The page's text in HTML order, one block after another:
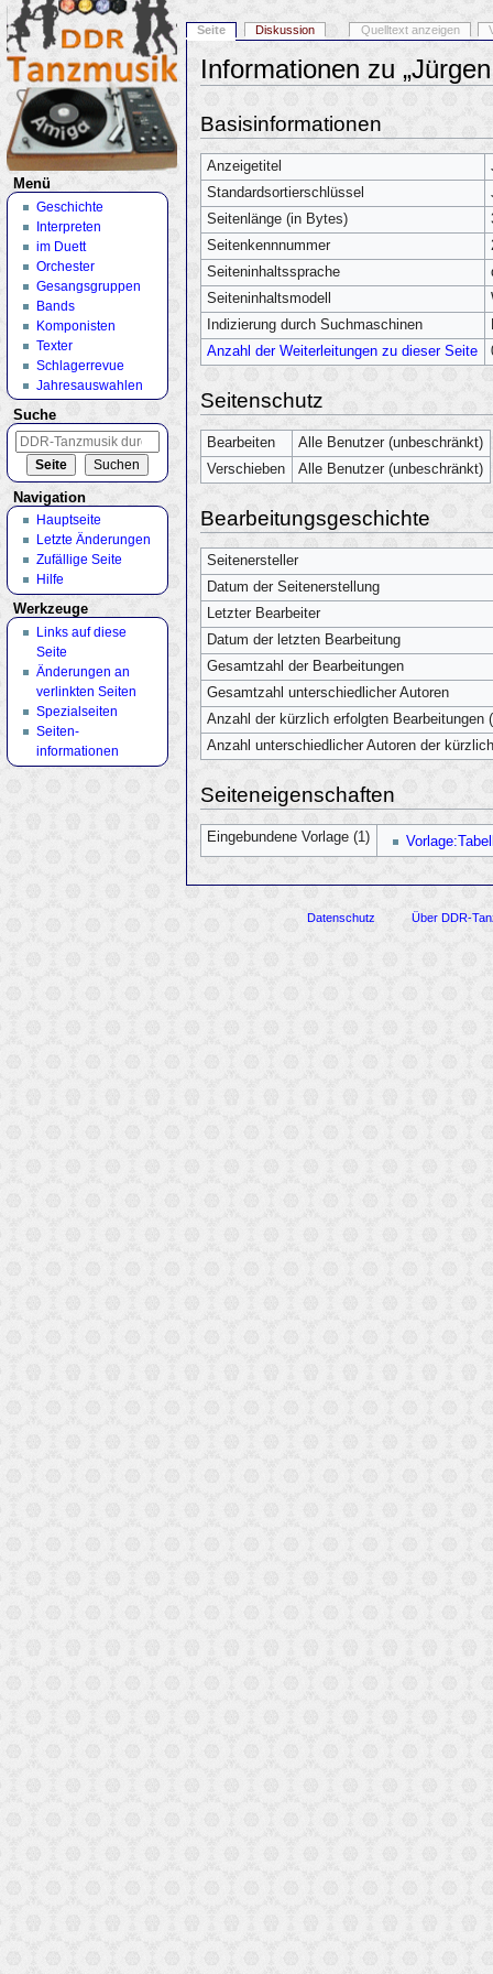
Informationen zu
Basisinformationen
Anzeigetitel
Standardsortierschlüssel
Seitenlänge (in Bytes)
Seitenkennnummer
Seiteninhaltssprache
Seiteninhaltsmodell
Indizierung durch Suchmaschinen
Anzahl der Weiterleitungen zu dieser Seite
Seitenschutz
Bearbeiten
Alle Benutzer (unbeschränkt)
Verschieben
Alle Benutzer (unbeschränkt)
Bearbeitungsgeschichte
Seitenersteller
Datum der Seitenerstellung
Letzter Bearbeiter
Datum der letzten Bearbeitung
Gesamtzahl der Bearbeitungen
Gesamtzahl unterschiedlicher Autoren
Anzahl der kürzlich erfolgten Bearbeitungen
Anzahl unterschiedlicher Autoren der
Seiteneigenschaften
Eingebundene Vorlage (1)
Seite Diskussion Quelltext anzeigen
Menü
Geschichte
Interpreten
im Duett
Orchester
Gesangsgruppen
Bands
Komponisten
Texter
Schlagerrevue
Jahresauswahlen
Suche
Navigation
Hauptseite
Letzte Änderungen
Zufällige Seite
Hilfe
Werkzeuge
Links auf diese
Seite
Änderungen an
verlinkten Seiten
Spezialseiten
Seiten­
informationen
Datenschutz Über DDR-